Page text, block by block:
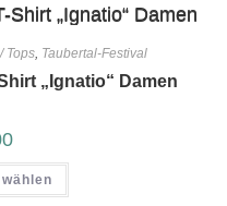
Tops Taubertal-Festival
„Ignatio“ Damen